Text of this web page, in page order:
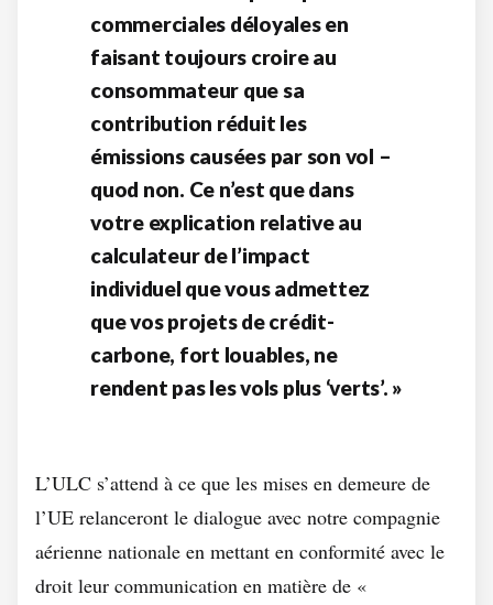
commerciales déloyales en
faisant toujours croire au
consommateur que sa
contribution réduit les
émissions causées par son vol –
quod non. Ce n’est que dans
votre explication relative au
calculateur de l’impact
individuel que vous admettez
que vos projets de crédit-
carbone, fort louables, ne
rendent pas les vols plus ‘verts’. »
L’ULC s’attend à ce que les mises en demeure de
l’UE relanceront le dialogue avec notre compagnie
aérienne nationale en mettant en conformité avec le
droit leur communication en matière de «